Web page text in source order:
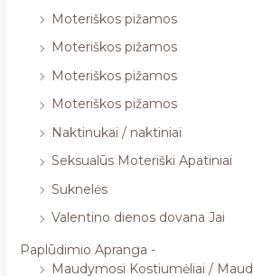
Moteriškos pižamos
Moteriškos pižamos
Moteriškos pižamos
Moteriškos pižamos
Naktinukai / naktiniai
Seksualūs Moteriški Apatiniai
Suknelės
Valentino dienos dovana Jai
Paplūdimio Apranga -
Maudymosi Kostiumėliai /